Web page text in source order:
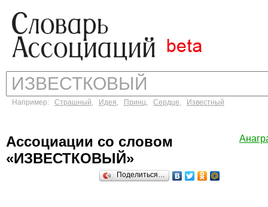
Например: Страшный, Идея, Принц, Сердце, Известный
Ассоциации со словом
«ИЗВЕСТКОВЫЙ»
Поделиться…